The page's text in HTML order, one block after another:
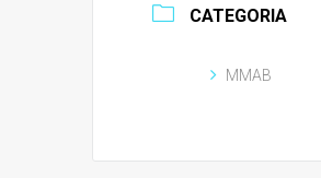
CATEGORIA
MMAB